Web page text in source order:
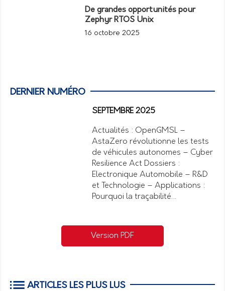
De grandes opportunités pour
Zephyr RTOS Unix
16 octobre 2025
DERNIER NUMÉRO
SEPTEMBRE 2025
Actualités : OpenGMSL –
AstaZero révolutionne les tests
de véhicules autonomes – Cyber
Resilience Act Dossiers :
Electronique Automobile – R&D
et Technologie – Applications :
Pourquoi la traçabilité…
Version PDF
ARTICLES LES PLUS LUS